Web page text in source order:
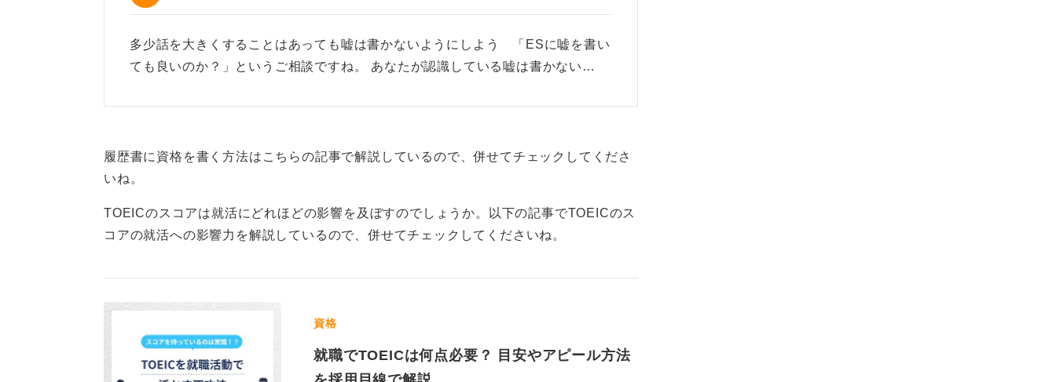
多少話を大きくすることはあっても嘘は書かないようにしよう 「ESに嘘を書い
ても良いのか？」というご相談ですね。 あなたが認識している嘘は書かない…
履歴書に資格を書く方法はこちらの記事で解説しているので、併せてチェックしてくださ
いね。
TOEICのスコアは就活にどれほどの影響を及ぼすのでしょうか。以下の記事でTOEICのス
コアの就活への影響力を解説しているので、併せてチェックしてくださいね。
資格
就職でTOEICは何点必要？ 目安やアピール方法